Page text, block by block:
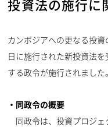
投資法の施行に
カンボジアへの更なる投
日に施行された新投資法
する政令が施行されました。
・同政令の概要
同政令は、投資プロジェ